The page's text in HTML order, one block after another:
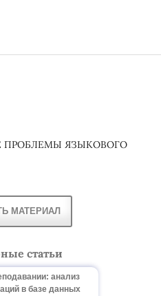
ПРОБЛЕМЫ ЯЗЫКОВОГО
МАТЕРИАЛ
статьи
анализ
в базе данных